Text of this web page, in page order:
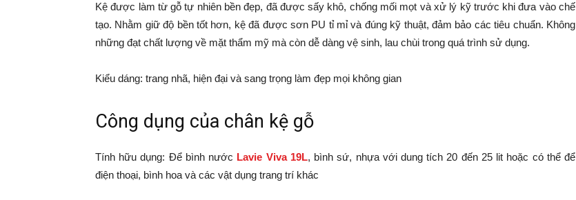
Kệ được làm từ gỗ tự nhiên bền đẹp, đã được sấy khô, chống mối mọt và xử lý kỹ trước khi đưa vào chế
tạo. Nhằm giữ độ bền tốt hơn, kệ đã được sơn PU tỉ mỉ và đúng kỹ thuật, đảm bảo các tiêu chuẩn. Không
những đạt chất lượng về mặt thẩm mỹ mà còn dễ dàng vệ sinh, lau chùi trong quá trình sử dụng.
Kiểu dáng: trang nhã, hiện đại và sang trọng làm đẹp mọi không gian
Công dụng của chân kệ gỗ
Tính hữu dụng: Để bình nước Lavie Viva 19L, bình sứ, nhựa với dung tích 20 đến 25 lit hoặc có thể để
điện thoại, bình hoa và các vật dụng trang trí khác